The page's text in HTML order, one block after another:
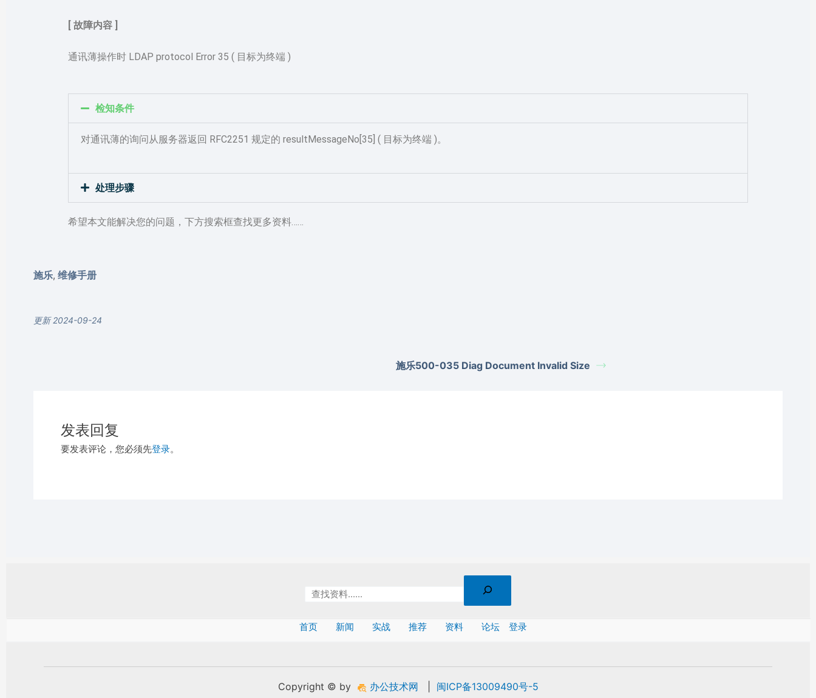
[ 故障内容 ]
通讯薄操作时 LDAP protocol Error 35 ( 目标为终端 )
检知条件
对通讯薄的询问从服务器返回 RFC2251 规定的 resultMessageNo[35] ( 目标为终端 )。
处理步骤
希望本文能解决您的问题，下方搜索框查找更多资料……
施乐, 维修手册
更新 2024-09-24
施乐500-035 Diag Document Invalid Size
发表回复
要发表评论，您必须先登录。
首页 新闻 实战 推荐 资料 论坛 登录
Copyright © by 办公技术网 闽ICP备13009490号-5